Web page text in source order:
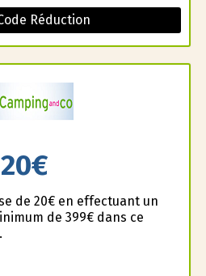
Réduction
20€
de 20€ en effectuant un
de 399€ dans ce